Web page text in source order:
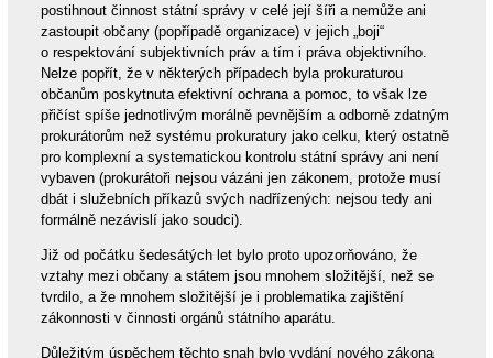
postihnout činnost státní správy v celé její šíři a nemůže ani
zastoupit občany (popřípadě organizace) v jejich „boji“
o respektování subjektivních práv a tím i práva objektivního.
Nelze popřít, že v některých případech byla prokuraturou
občanům poskytnuta efektivní ochrana a pomoc, to však lze
přičíst spíše jednotlivým morálně pevnějším a odborně zdatným
prokurátorům než systému prokuratury jako celku, který ostatně
pro komplexní a systematickou kontrolu státní správy ani není
vybaven (prokurátoři nejsou vázáni jen zákonem, protože musí
dbát i služebních příkazů svých nadřízených: nejsou tedy ani
formálně nezávislí jako soudci).
Již od počátku šedesátých let bylo proto upozorňováno, že
vztahy mezi občany a státem jsou mnohem složitější, než se
tvrdilo, a že mnohem složitější je i problematika zajištění
zákonnosti v činnosti orgánů státního aparátu.
Důležitým úspěchem těchto snah bylo vydání nového zákona